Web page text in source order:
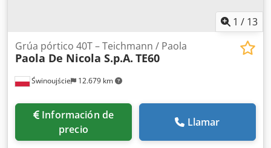
1 / 13
Świnoujście 12.679 km
Grúa pórtico 40T – Teichmann / Paola
Paola De Nicola S.p.A. TE60
Información de
precio
Llamar